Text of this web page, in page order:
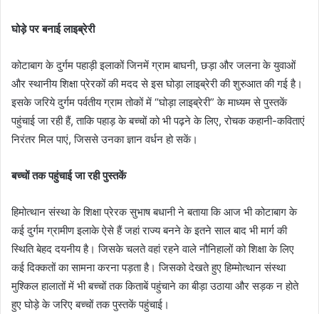
घोड़े पर बनाई लाइब्रेरी
कोटाबाग के दुर्गम पहाड़ी इलाकों जिनमें ग्राम बाघनी, छड़ा और जलना के युवाओं
और स्थानीय शिक्षा प्रेरकों की मदद से इस घोड़ा लाइब्रेरी की शुरुआत की गई है।
इसके जरिये दुर्गम पर्वतीय ग्राम तोकों में “घोड़ा लाइब्रेरी” के माध्यम से पुस्तकें
पहुंचाई जा रही हैं, ताकि पहाड़ के बच्चों को भी पढ़ने के लिए, रोचक कहानी-कविताएं
निरंतर मिल पाएं, जिससे उनका ज्ञान वर्धन हो सकें।
बच्चों तक पहुंचाई जा रही पुस्तकें
हिमोत्थान संस्था के शिक्षा प्रेरक सुभाष बधानी ने बताया कि आज भी कोटाबाग के
कई दुर्गम ग्रामीण इलाके ऐसे हैं जहां राज्य बनने के इतने साल बाद भी मार्ग की
स्थिति बेहद दयनीय है। जिसके चलते वहां रहने वाले नौनिहालों को शिक्षा के लिए
कई दिक्कतों का सामना करना पड़ता है। जिसको देखते हुए हिम्मोत्थान संस्था
मुश्किल हालातों में भी बच्चों तक किताबें पहुंचाने का बीड़ा उठाया और सड़क न होते
हुए घोड़े के जरिए बच्चों तक पुस्तकें पहुंचाई।